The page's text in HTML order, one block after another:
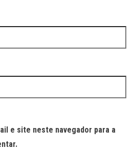
e site neste navegador para a